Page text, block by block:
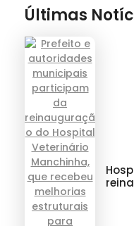
Últimas